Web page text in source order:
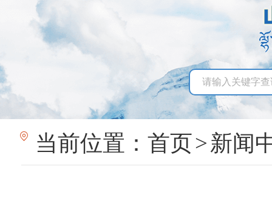
当前位置： 首页>新闻